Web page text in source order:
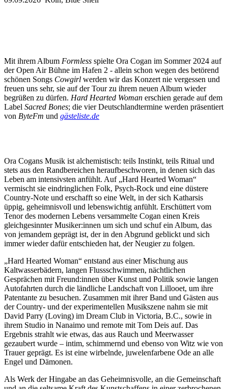
Mit ihrem Album Formless spielte Ora Cogan im Sommer 2024 auf
der Open Air Bühne im Hafen 2 - allein schon wegen des betörend
schönen Songs Cowgirl werden wir das Konzert nie vergessen und
freuen uns sehr, sie auf der Tour zu ihrem neuen Album wieder
begrüßen zu dürfen. Hard Hearted Woman erschien gerade auf dem
Label Sacred Bones; die vier Deutschlandtermine werden präsentiert
von ByteFm und gästeliste.de
Ora Cogans Musik ist alchemistisch: teils Instinkt, teils Ritual und
stets aus den Randbereichen heraufbeschworen, in denen sich das
Leben am intensivsten anfühlt. Auf „Hard Hearted Woman“
vermischt sie eindringlichen Folk, Psych-Rock und eine düstere
Country-Note und erschafft so eine Welt, in der sich Katharsis
üppig, geheimnisvoll und lebenswichtig anfühlt. Erschüttert vom
Tenor des modernen Lebens versammelte Cogan einen Kreis
gleichgesinnter Musiker:innen um sich und schuf ein Album, das
von jemandem geprägt ist, der in den Abgrund geblickt und sich
immer wieder dafür entschieden hat, der Neugier zu folgen.
„Hard Hearted Woman“ entstand aus einer Mischung aus
Kaltwasserbädern, langen Flussschwimmen, nächtlichen
Gesprächen mit Freund:innen über Kunst und Politik sowie langen
Autofahrten durch die ländliche Landschaft von Lillooet, um ihre
Patentante zu besuchen. Zusammen mit ihrer Band und Gästen aus
der Country- und der experimentellen Musikszene nahm sie mit
David Parry (Loving) im Dream Club in Victoria, B.C., sowie in
ihrem Studio in Nanaimo und remote mit Tom Deis auf. Das
Ergebnis strahlt wie etwas, das aus Rauch und Meerwasser
gezaubert wurde – intim, schimmernd und ebenso von Witz wie von
Trauer geprägt. Es ist eine wirbelnde, juwelenfarbene Ode an alle
Engel und Dämonen.
Als Werk der Hingabe an das Geheimnisvolle, an die Gemeinschaft